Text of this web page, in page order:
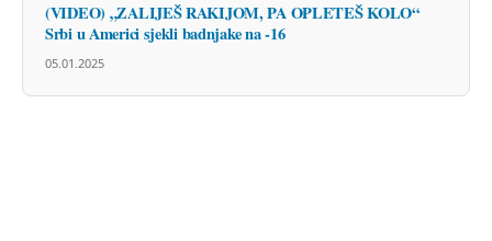
(VIDEO) „ZALIJEŠ RAKIJOM, PA OPLETEŠ KOLO“
Srbi u Americi sjekli badnjake na -16
05.01.2025